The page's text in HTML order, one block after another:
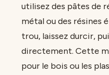
utilisez des pâtes de
métal ou des résines
trou, laissez durcir,
directement. Cette
pour le bois ou les